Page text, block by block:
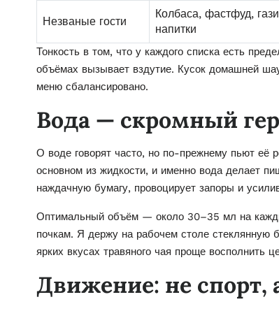
Незваные гости
Колбаса, фастфуд,
напитки
Тонкость в том, что у каждого списка есть
объёмах вызывает вздутие. Кусок домашней
меню сбалансировано.
Вода — скромный
О воде говорят часто, но по-прежнему пьют её
основном из жидкости, и именно вода делает
наждачную бумагу, провоцирует запоры и
Оптимальный объём — около 30–35 мл на
почкам. Я держу на рабочем столе стеклянную
ярких вкусах травяного чая проще восполнить
Движение: не спорт,